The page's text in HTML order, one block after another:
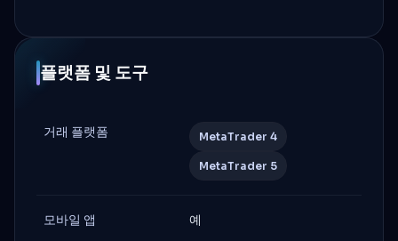
플랫폼 및 도구
거래 플랫폼 MetaTrader 4
MetaTrader 5
모바일 앱 예